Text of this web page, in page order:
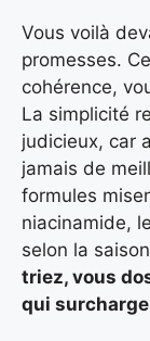
Vous voilà
promesses.
cohérence,
La simplicité
judicieux, car
jamais de
formules
niacinamide,
selon la
triez, vous
qui